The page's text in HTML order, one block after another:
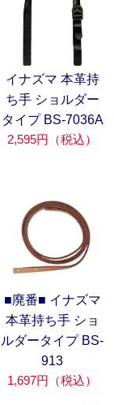
イナズマ 本革持
ち手 ショルダー
タイプ BS-7036A
2,595円（税込）
■廃番■ イナズマ
本革持ち手 ショ
ルダータイプ BS-
913
1,697円（税込）